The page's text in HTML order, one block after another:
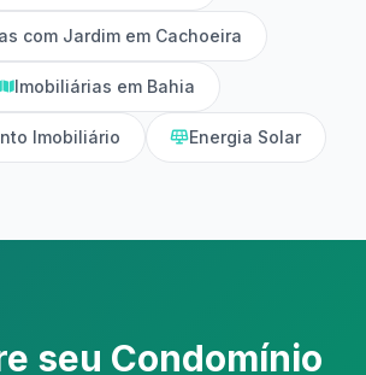
com Jardim em Cachoeira
Imobiliárias em Bahia
Imobiliário Energia Solar
seu Condomínio